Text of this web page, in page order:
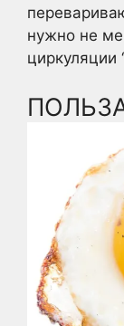
нужно не
циркуляции